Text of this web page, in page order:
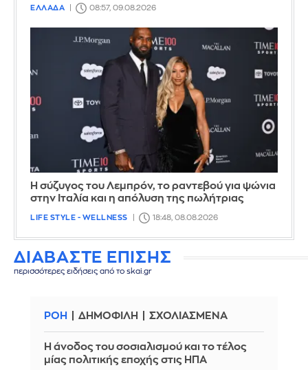
ΕΛΛΑΔΑ 08:57, 09.08.2026
Η σύζυγος του Λεμπρόν, το ραντεβού για ψώνια
στην Ιταλία και η απόλυση της πωλήτριας
LIFE STYLE - WELLNESS 18:48, 08.08.2026
ΔΙΑΒΑΣΤΕ ΕΠΙΣΗΣ
περισσότερες ειδήσεις από το skai.gr
ΡΟΗ ΔΗΜΟΦΙΛΗ ΣΧΟΛΙΑΣΜΕΝΑ
Η άνοδος του σοσιαλισμού και το τέλος
μίας πολιτικής εποχής στις ΗΠΑ